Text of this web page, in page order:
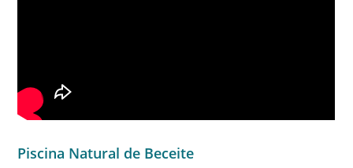
Piscina Natural de Beceite